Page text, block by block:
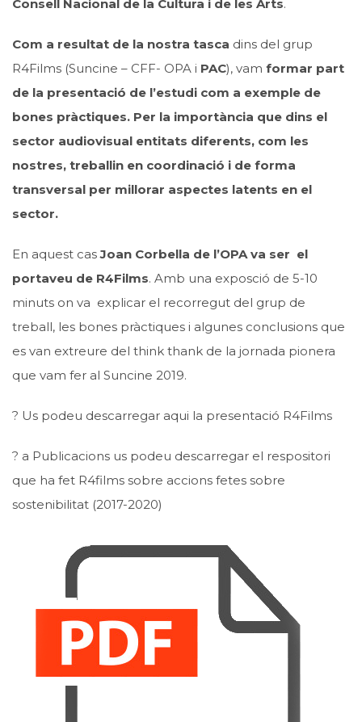
Consell Nacional de la Cultura i de les Arts.
Com a resultat de la nostra tasca dins del grup
R4Films (Suncine – CFF- OPA i PAC), vam formar part
de la presentació de l’estudi com a exemple de
bones pràctiques. Per la importància que dins el
sector audiovisual entitats diferents, com les
nostres, treballin en coordinació i de forma
transversal per millorar aspectes latents en el
sector.
En aquest casJoan Corbella de l’OPA va ser el
portaveu de R4Films. Amb una exposció de 5-10
minuts on va explicar el recorregut del grup de
treball, les bones pràctiques i algunes conclusions que
es van extreure del think thank de la jornada pionera
que vam fer al Suncine 2019.
? Us podeu descarregar aqui la presentació R4Films
? a Publicacions us podeu descarregar el respositori
que ha fet R4films sobre accions fetes sobre
sostenibilitat (2017-2020)